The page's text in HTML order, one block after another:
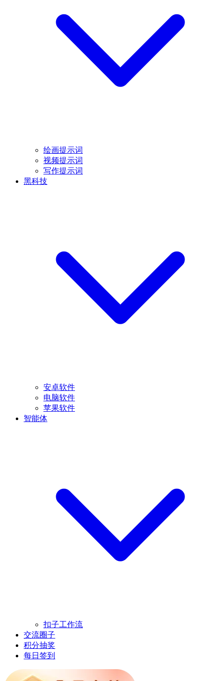
绘画提示词
视频提示词
写作提示词
黑科技
安卓软件
电脑软件
苹果软件
智能体
扣子工作流
交流圈子
积分抽奖
每日签到